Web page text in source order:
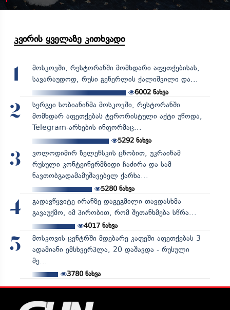
კვირის ყველაზე კითხვადი
1
მოსკოვში, რესტორანში მომხდარი აფეთქებისას,
სავარაუდოდ, რუსი გენერლის ქალიშვილი და...
6002 ნახვა
2
სერგეი სობიანინმა მოსკოვში, რესტორანში
მომხდარ აფეთქებას ტერორისტული აქტი უწოდა,
Telegram-არხების ინფორმაც...
5292ნახვა
3
ვოლოდიმირ ზელენსკის ცნობით, უკრაინამ
რუსული კონტეინერმზიდი ჩაძირა და სამ
ნავთობგადამამუშავებელ ქარხა...
5280ნახვა
4
გადავწყვიტე ირანზე დაგეგმილი თავდასხმა
გავაუქმო, იმ პირობით, რომ შეთანხმება სწრა...
4017ნახვა
5
მოსკოვის ცენტრში მდებარე კაფეში აფეთქებას 3
ადამიანი ემსხვერპლა, 20 დაშავდა - რუსული
მე...
3780ნახვა